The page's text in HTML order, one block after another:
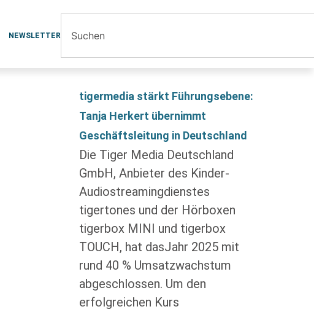
NEWSLETTER
tigermedia stärkt Führungsebene:
Tanja Herkert übernimmt
Geschäftsleitung in Deutschland
Die Tiger Media Deutschland
GmbH, Anbieter des Kinder-
Audiostreamingdienstes
tigertones und der Hörboxen
tigerbox MINI und tigerbox
TOUCH, hat dasJahr 2025 mit
rund 40 % Umsatzwachstum
abgeschlossen. Um den
erfolgreichen Kurs